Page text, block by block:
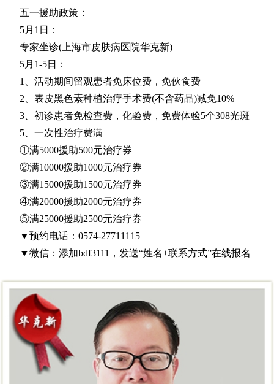
五一援助政策：
5月1日：
专家坐诊(上海市皮肤病医院华克新)
5月1-5日：
1、活动期间留观患者免床位费，免伙食费
2、表皮黑色素种植治疗手术费(不含药品)减免10%
3、初诊患者免检查费，化验费，免费体验5个308光斑
5、一次性治疗费满
①满5000援助500元治疗券
②满10000援助1000元治疗券
③满15000援助1500元治疗券
④满20000援助2000元治疗券
⑤满25000援助2500元治疗券
▼预约电话：0574-27711115
▼微信：添加bdf3111，发送“姓名+联系方式”在线报名